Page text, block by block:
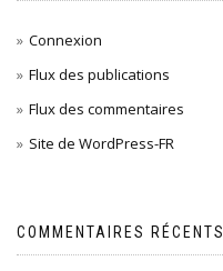
Connexion
Flux des publications
Flux des commentaires
Site de WordPress-FR
COMMENTAIRES RÉCENTS